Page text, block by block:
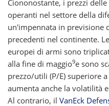
Ciononostante, i prezzi
operanti nel settore della
un'impennata in previsione
precedenti nel continente.
europei di armi sono
alla fine di maggio9e sono
prezzo/utili (P/E) superiore
aumenta anche la volatilità
Al contrario, il VanEck